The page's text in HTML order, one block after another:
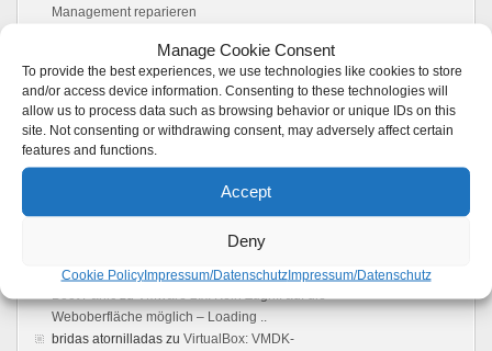
Manage Cookie Consent
To provide the best experiences, we use technologies like cookies to store
and/or access device information. Consenting to these technologies will
allow us to process data such as browsing behavior or unique IDs on this
site. Not consenting or withdrawing consent, may adversely affect certain
features and functions.
Accept
Deny
Cookie PolicyImpressum/DatenschutzImpressum/Datenschutz
Management reparieren
Desktop Verbindung
Sonos Windows Controller 4.1 unter Wine,
Anleitung. Es läuft !
Feedback
Vmware server: Browser does not load user
VMWare Server 2 Web Interface not loading -
Weboberfläche möglich – Loading ..
bridas atornilladas zu VirtualBox: VMDK-